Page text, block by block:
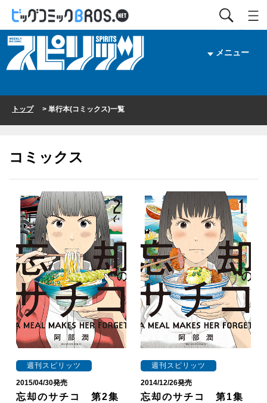
メニュー
トップ> 単行本(コミックス)一覧
コミックス
週刊スピリッツ
2015/04/30発売
忘却のサチコ 第2集
週刊スピリッツ
2014/12/26発売
忘却のサチコ 第1集